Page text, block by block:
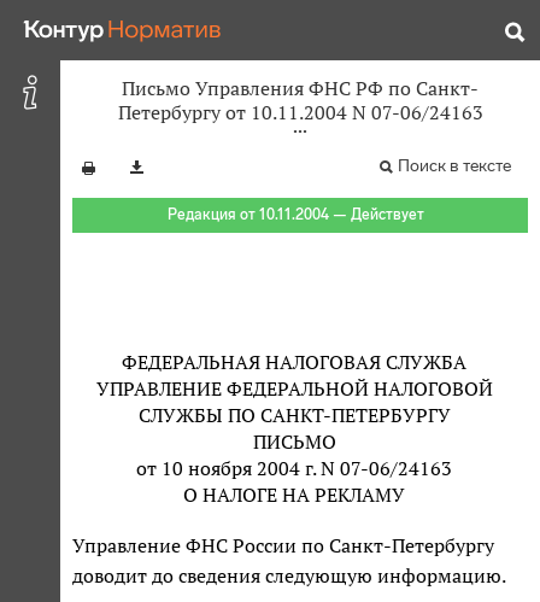
Письмо Управления ФНС РФ по Санкт-
Петербургу от 10.11.2004 N 07-06/24163
Поиск в тексте
Редакция от 10.11.2004 — Действует
ФЕДЕРАЛЬНАЯ НАЛОГОВАЯ СЛУЖБА
УПРАВЛЕНИЕ ФЕДЕРАЛЬНОЙ НАЛОГОВОЙ
СЛУЖБЫ ПО САНКТ-ПЕТЕРБУРГУ
ПИСЬМО
от 10 ноября 2004 г. N 07-06/24163
О НАЛОГЕ НА РЕКЛАМУ
Управление ФНС России по Санкт-Петербургу
доводит до сведения следующую информацию.